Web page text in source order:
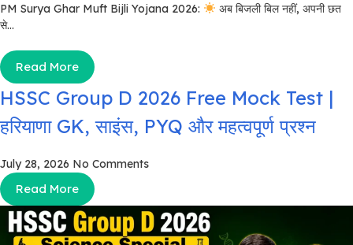
PM Surya Ghar Muft Bijli Yojana 2026:
अब बिजली बिल नहीं, अपनी छत
से...
Read More
HSSC Group D 2026 Free Mock Test |
हरियाणा GK, साइंस, PYQ और महत्वपूर्ण प्रश्न
July 28, 2026 No Comments
Read More